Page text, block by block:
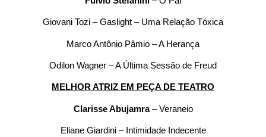
Giovani Tozi – Gaslight – Uma Relação Tóxica
Marco Antônio Pâmio – A Herança
Odilon Wagner – A Última Sessão de Freud
MELHOR ATRIZ EM PEÇA DE TEATRO
Clarisse Abujamra– Veraneio
Eliane Giardini – Intimidade Indecente